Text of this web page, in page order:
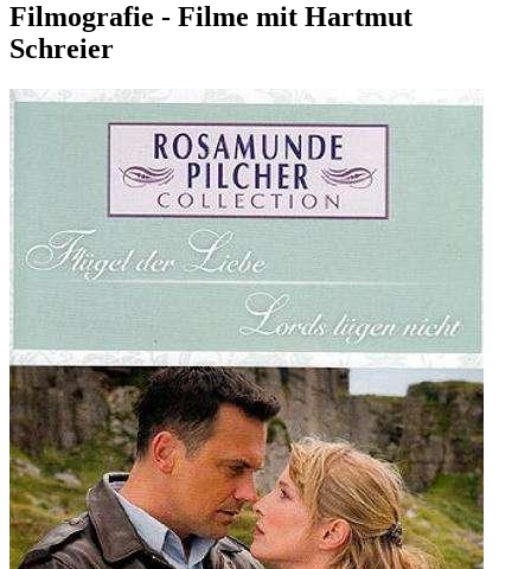
Filmografie - Filme mit Hartmut
Schreier